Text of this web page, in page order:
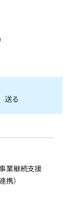
送る
業継続支援
）